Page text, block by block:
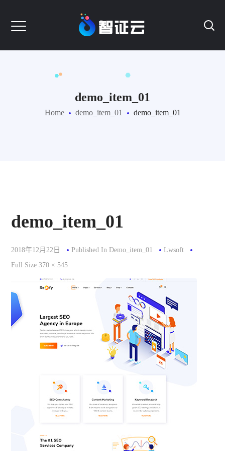
demo_item_01
Home demo_item_01 demo_item_01
demo_item_01
2018年12月22日 Published InDemo_item_01
Lwsoft
Full
Full Size 370 × 545